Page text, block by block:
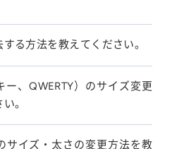
る方法を教えてください。
ー、QWERTY）のサイズ変更
。
サイズ・太さの変更方法を教